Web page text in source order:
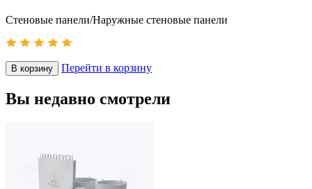
Стеновые панели/Наружные стеновые панели
В корзину Перейти в корзину
Вы недавно смотрели